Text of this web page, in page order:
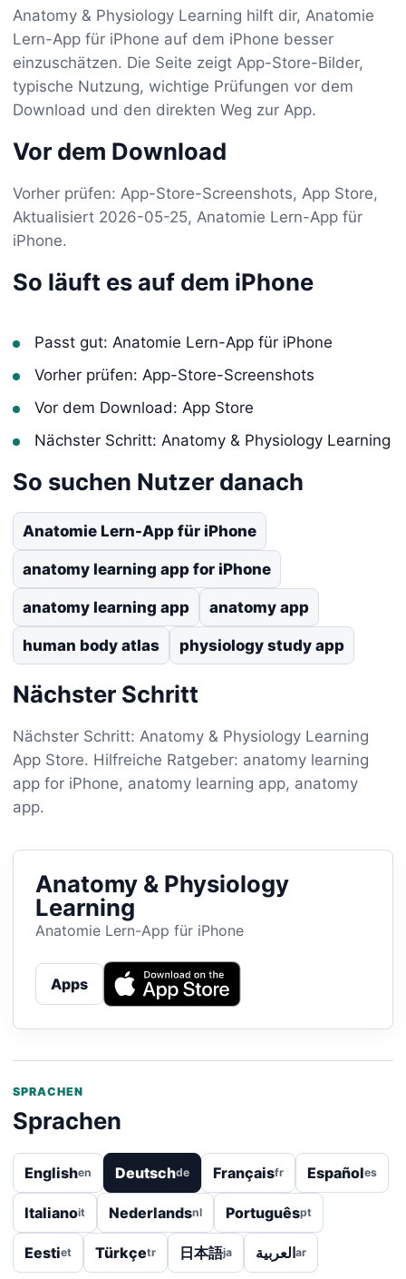
Anatomy & Physiology Learning hilft dir, Anatomie
Lern-App für iPhone auf dem iPhone besser
einzuschätzen. Die Seite zeigt App-Store-Bilder,
typische Nutzung, wichtige Prüfungen vor dem
Download und den direkten Weg zur App.
Vor dem Download
Vorher prüfen: App-Store-Screenshots, App Store,
Aktualisiert 2026-05-25, Anatomie Lern-App für
iPhone.
So läuft es auf dem iPhone
Passt gut: Anatomie Lern-App für iPhone
Vorher prüfen: App-Store-Screenshots
Vor dem Download: App Store
Nächster Schritt: Anatomy & Physiology Learning
So suchen Nutzer danach
Anatomie Lern-App für iPhone
anatomy learning app for iPhone
anatomy learning app anatomy app
human body atlas physiology study app
Nächster Schritt
Nächster Schritt: Anatomy & Physiology Learning
App Store. Hilfreiche Ratgeber: anatomy learning
app for iPhone, anatomy learning app, anatomy
app.
Anatomy & Physiology
Learning
Anatomie Lern-App für iPhone
Apps
SPRACHEN
Sprachen
Englishen Deutschde Françaisfr Españoles
Italianoit Nederlandsnl Portuguêspt
Eestiet Türkçetr 日本語ja العربيةar